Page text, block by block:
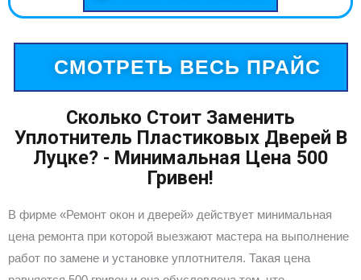
СМОТРЕТЬ ВЕСЬ ПРАЙС
Сколько Стоит Заменить
Уплотнитель Пластиковых Дверей В
Луцке? - Минимальная Цена 500
Гривен!
В фирме «Ремонт окон и дверей» действует минимальная
цена ремонта при которой выезжают мастера на выполнение
работ по замене и установке уплотнителя. Такая цена